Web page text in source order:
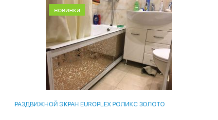
новинки
РАЗДВИЖНОЙ ЭКРАН EUROPLEX РОЛИКС ЗОЛОТО